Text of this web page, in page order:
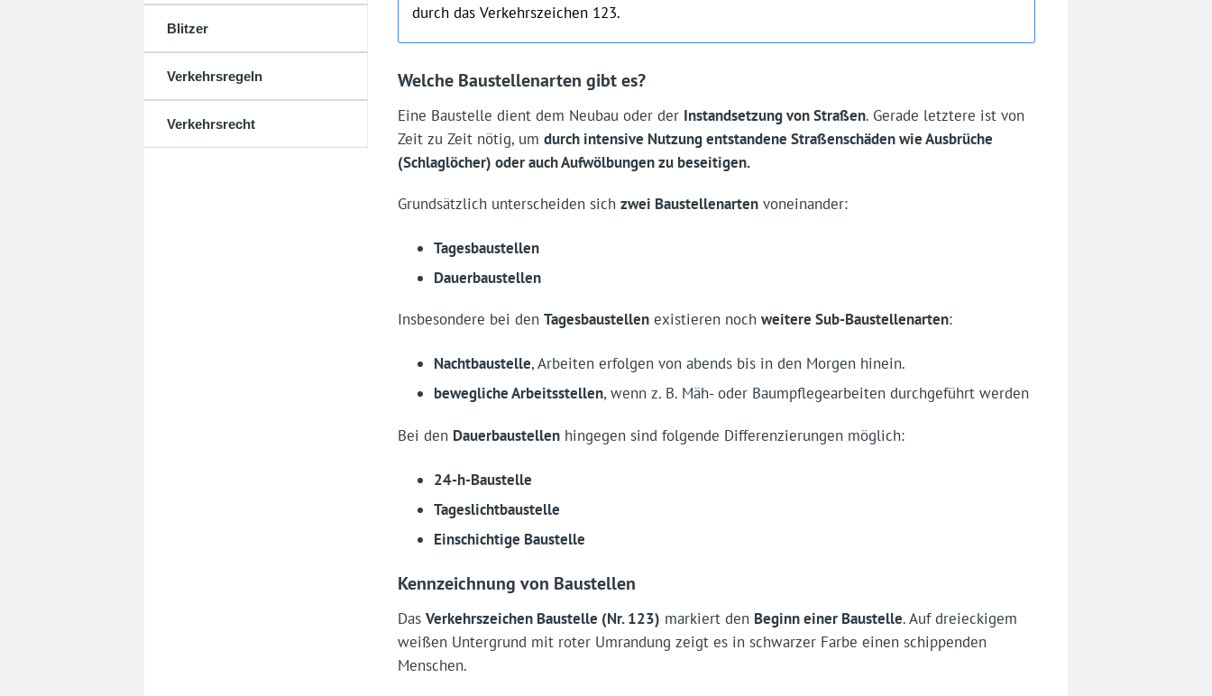
Blitzer
Verkehrsregeln
Verkehrsrecht
durch das Verkehrszeichen 123.
Welche Baustellenarten gibt es?
Eine Baustelle dient dem Neubau oder der Instandsetzung von Straßen. Gerade letztere ist von
Zeit zu Zeit nötig, um durch intensive Nutzung entstandene Straßenschäden wie Ausbrüche
(Schlaglöcher) oder auch Aufwölbungen zu beseitigen.
Grundsätzlich unterscheiden sich zwei Baustellenartenvoneinander:
Tagesbaustellen
Dauerbaustellen
Insbesondere bei den Tagesbaustellenexistieren noch weitere Sub-Baustellenarten:
Nachtbaustelle, Arbeiten erfolgen von abends bis in den Morgen hinein.
bewegliche Arbeitsstellen, wenn z. B. Mäh- oder Baumpflegearbeiten durchgeführt werden
Bei den Dauerbaustellenhingegen sind folgende Differenzierungen möglich:
24-h-Baustelle
Tageslichtbaustelle
Einschichtige Baustelle
Kennzeichnung von Baustellen
Das Verkehrszeichen Baustelle (Nr. 123) markiert den Beginn einer Baustelle. Auf dreieckigem
weißen Untergrund mit roter Umrandung zeigt es in schwarzer Farbe einen schippenden
Menschen.